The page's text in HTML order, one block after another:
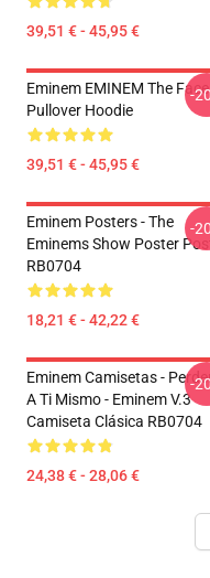
39,51 € - 45,95 €
Eminem EMINEM The Face
Pullover Hoodie
39,51 € - 45,95 €
-
Eminem Posters - The
Eminems Show Poster
RB0704
18,21 € - 42,22 €
-
Eminem Camisetas -
A Ti Mismo - Eminem V.3
Camiseta Clásica RB0704
24,38 € - 28,06 €
-